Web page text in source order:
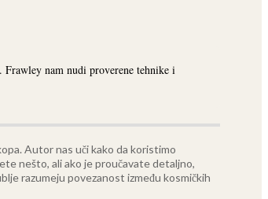
Frawley nam nudi proverene tehnike i
Autor nas uči kako da koristimo
nešto, ali ako je proučavate detaljno,
razumeju povezanost između kosmičkih